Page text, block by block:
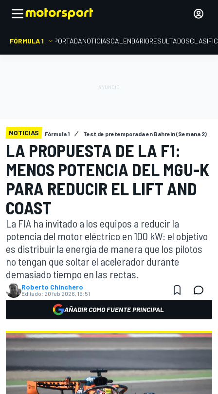
FÓRMULA 1 PORTADANOTICIASCALENDARIORESULTADOS
NOTICIAS Fórmula 1 Test de pretemporada en Bahrein (Semana 2)
LA PROPUESTA DE LA F1:
MENOS POTENCIA DEL MGU-K
PARA REDUCIR EL LIFT AND
COAST
La FIA ha invitado a los equipos a reducir la
potencia del motor eléctrico en 100 kW: el objetivo
es distribuir la energía de manera que los pilotos
no tengan que soltar el acelerador durante
demasiado tiempo en las rectas.
Roberto Chinchero
Editado: 20 feb 2026, 16:51
AÑADIR COMO FUENTE PRINCIPAL